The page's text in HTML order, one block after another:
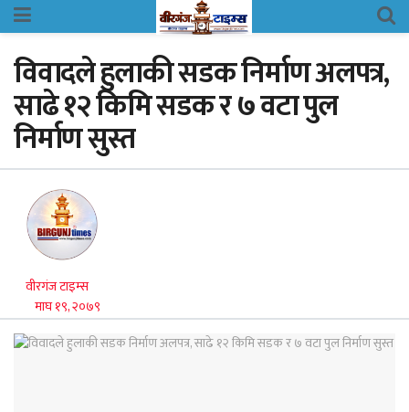
विवादले हुलाकी सडक निर्माण अलपत्र,
साढे १२ किमि सडक र ७ वटा पुल
निर्माण सुस्त
वीरगंज टाइम्स
माघ १९, २०७९